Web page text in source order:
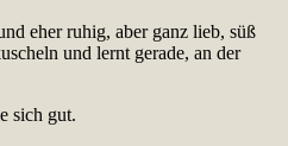
eher ruhig, aber ganz lieb, süß
und lernt gerade, an der
sich gut.